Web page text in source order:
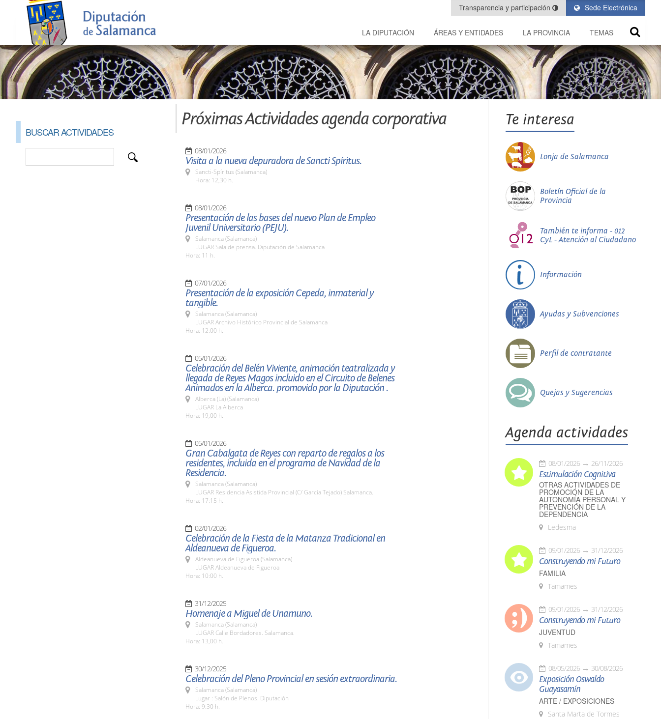
Sede Electrónica
Transparencia y participación
LA DIPUTACIÓN ÁREAS Y ENTIDADES LA PROVINCIA TEMAS
BUSCAR ACTIVIDADES
Próximas Actividades agenda corporativa
08/01/2026
Visita a la nueva depuradora de Sancti Spíritus.
Sancti-Spíritus (Salamanca)
Hora: 12,30 h.
08/01/2026
Presentación de las bases del nuevo Plan de Empleo
Juvenil Universitario (PEJU).
Salamanca (Salamanca)
LUGAR Sala de prensa. Diputación de Salamanca
Hora: 11 h.
07/01/2026
Presentación de la exposición Cepeda, inmaterial y
tangible.
Salamanca (Salamanca)
LUGAR Archivo Histórico Provincial de Salamanca
Hora: 12:00 h.
05/01/2026
Celebración del Belén Viviente, animación teatralizada y
llegada de Reyes Magos incluido en el Circuito de Belenes
Animados en la Alberca. promovido por la Diputación .
Alberca (La) (Salamanca)
LUGAR La Alberca
Hora: 19,00 h.
05/01/2026
Gran Cabalgata de Reyes con reparto de regalos a los
residentes, incluida en el programa de Navidad de la
Residencia.
Salamanca (Salamanca)
LUGAR Residencia Asistida Provincial (C/ García Tejado) Salamanca.
Hora: 17:15 h.
02/01/2026
Celebración de la Fiesta de la Matanza Tradicional en
Aldeanueva de Figueroa.
Aldeanueva de Figueroa (Salamanca)
LUGAR Aldeanueva de Figueroa
Hora: 10:00 h.
31/12/2025
Homenaje a Miguel de Unamuno.
Salamanca (Salamanca)
LUGAR Calle Bordadores. Salamanca.
Hora: 13,00 h.
30/12/2025
Celebración del Pleno Provincial en sesión extraordinaria.
Salamanca (Salamanca)
Lugar : Salón de Plenos. Diputación
Hora: 9:30 h.
Te interesa
Lonja de Salamanca
Boletín Oficial de la
Provincia
También te informa - 012
CyL - Atención al Ciudadano
Información
Ayudas y Subvenciones
Perfil de contratante
Quejas y Sugerencias
Agenda actividades
08/01/2026 26/11/2026
Estimulación Cognitiva
OTRAS ACTIVIDADES DE
PROMOCIÓN DE LA
AUTONOMÍA PERSONAL Y
PREVENCIÓN DE LA
DEPENDENCIA
Ledesma
09/01/2026 31/12/2026
Construyendo mi Futuro
FAMILIA
Tamames
09/01/2026 31/12/2026
Construyendo mi Futuro
JUVENTUD
Tamames
08/05/2026 30/08/2026
Exposición Oswaldo
Guayasamín
ARTE / EXPOSICIONES
Santa Marta de Tormes